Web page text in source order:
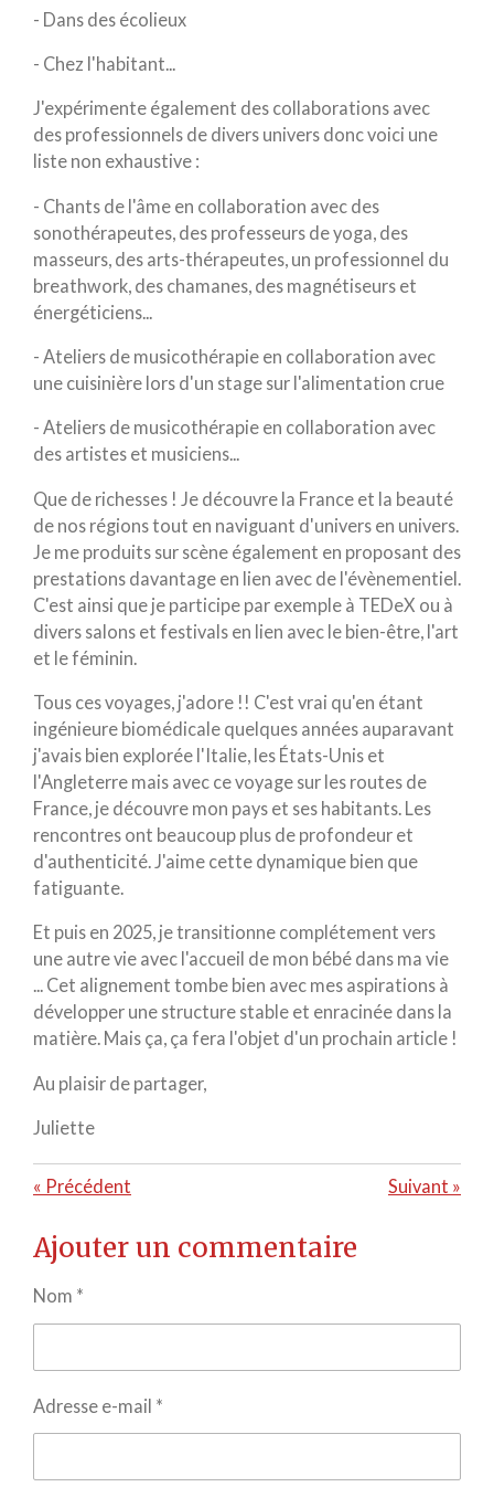
- Dans des écolieux
- Chez l'habitant...
J'expérimente également des collaborations avec
des professionnels de divers univers donc voici une
liste non exhaustive :
- Chants de l'âme en collaboration avec des
sonothérapeutes, des professeurs de yoga, des
masseurs, des arts-thérapeutes, un professionnel du
breathwork, des chamanes, des magnétiseurs et
énergéticiens...
- Ateliers de musicothérapie en collaboration avec
une cuisinière lors d'un stage sur l'alimentation crue
- Ateliers de musicothérapie en collaboration avec
des artistes et musiciens...
Que de richesses ! Je découvre la France et la beauté
de nos régions tout en naviguant d'univers en univers.
Je me produits sur scène également en proposant des
prestations davantage en lien avec de l'évènementiel.
C'est ainsi que je participe par exemple à TEDeX ou à
divers salons et festivals en lien avec le bien-être, l'art
et le féminin.
Tous ces voyages, j'adore !! C'est vrai qu'en étant
ingénieure biomédicale quelques années auparavant
j'avais bien explorée l'Italie, les États-Unis et
l'Angleterre mais avec ce voyage sur les routes de
France, je découvre mon pays et ses habitants. Les
rencontres ont beaucoup plus de profondeur et
d'authenticité. J'aime cette dynamique bien que
fatiguante.
Et puis en 2025, je transitionne complétement vers
une autre vie avec l'accueil de mon bébé dans ma vie
... Cet alignement tombe bien avec mes aspirations à
développer une structure stable et enracinée dans la
matière. Mais ça, ça fera l'objet d'un prochain article !
Au plaisir de partager,
Juliette
« Précédent Suivant »
Ajouter un commentaire
Nom *
Adresse e-mail *